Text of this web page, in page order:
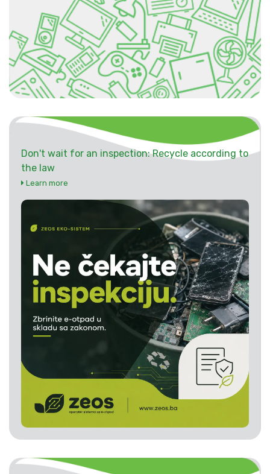
Don't wait for an inspection: Recycle according to
the law
Learn more